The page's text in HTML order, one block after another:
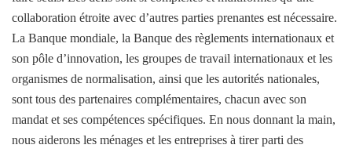
collaboration étroite avec d’autres parties prenantes est nécessaire.
La Banque mondiale, la Banque des règlements internationaux et
son pôle d’innovation, les groupes de travail internationaux et les
organismes de normalisation, ainsi que les autorités nationales,
sont tous des partenaires complémentaires, chacun avec son
mandat et ses compétences spécifiques. En nous donnant la main,
nous aiderons les ménages et les entreprises à tirer parti des